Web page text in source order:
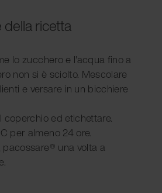
ricetta
lo zucchero e l'acqua fino a
non si è sciolto. Mescolare
e versare in un bicchiere
coperchio ed etichettare.
per almeno 24 ore.
pacossare® una volta a